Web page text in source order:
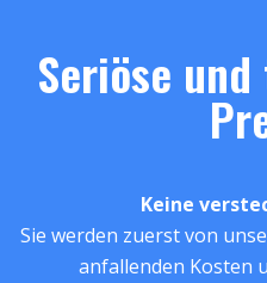
Seriöse
Keine
Sie werden zuerst von
anfallenden Kosten